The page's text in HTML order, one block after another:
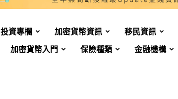
投資專欄 加密貨幣資訊 移民資訊
加密貨幣入門 保險種類 金融機構